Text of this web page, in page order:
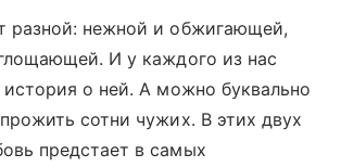
разной: нежной и обжигающей,
И у каждого из нас
история о ней. А можно буквально
сотни чужих. В этих двух
предстает в самых